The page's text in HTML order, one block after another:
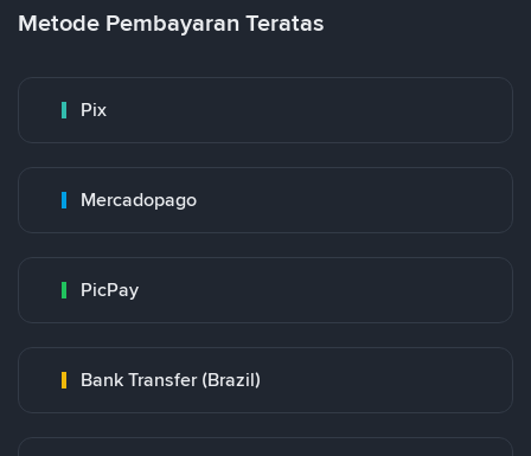
Metode Pembayaran Teratas
Pix
Mercadopago
PicPay
Bank Transfer (Brazil)